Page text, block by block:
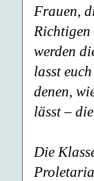
Frauen,
Richtigen
werden
lasst
denen,
lässt –
Die